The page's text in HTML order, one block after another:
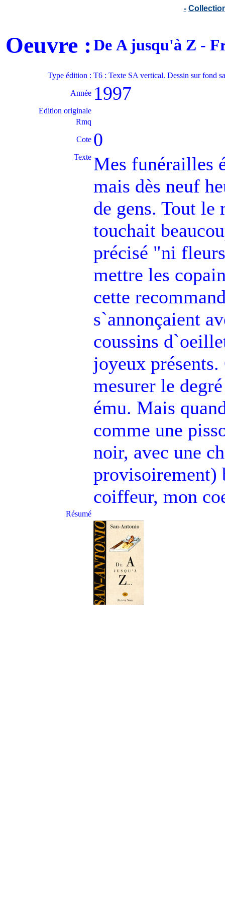
-
Oeuvre :De A jusqu'à Z -
Type édition : T6 : Texte SA vertical. Dessin sur fond
Année 1997
Edition originale
Rmq
Cote 0
Texte Mes funérailles
mais dès neuf
de gens. Tout le
touchait
précisé "ni
mettre les
cette
s`annonçaient
coussins
joyeux
mesurer le
ému. Mais
comme une
noir, avec une
provisoirement)
coiffeur, mon
Résumé